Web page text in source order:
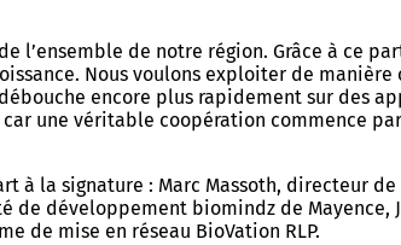
l’ensemble de notre région. Grâce à ce
Nous voulons exploiter de
encore plus rapidement sur des
une véritable coopération commence
à la signature : Marc Massoth, directeur
de développement biomindz de Mayence,
de mise en réseau BioVation RLP.